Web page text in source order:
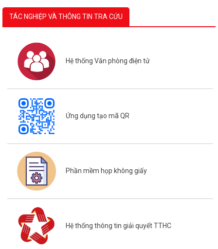
TÁC NGHIỆP VÀ THÔNG TIN TRA CỨU
Hệ thống Văn phòng điện tử
Ứng dụng tạo mã QR
Phần mềm họp không giấy
Hệ thống thông tin giải quyết TTHC